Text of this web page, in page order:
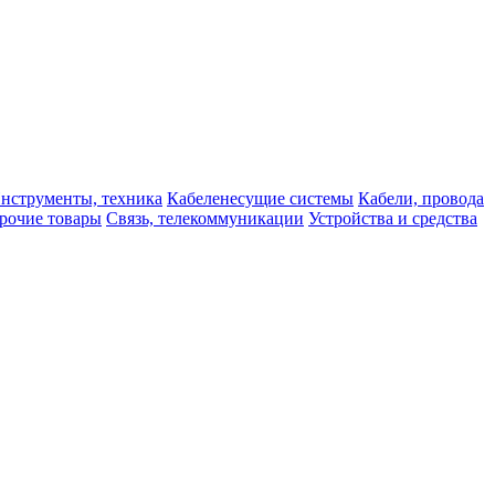
техника Кабеленесущие системы Кабели, провода
товары Связь, телекоммуникации Устройства и средства